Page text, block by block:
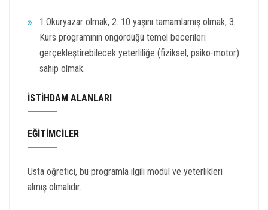
1.Okuryazar olmak, 2. 10 yaşını tamamlamış olmak, 3.
Kurs programının öngördüğü temel becerileri
gerçekleştirebilecek yeterliliğe (fiziksel, psiko-motor)
sahip olmak.
İSTİHDAM ALANLARI
EĞİTİMCİLER
Usta öğretici, bu programla ilgili modül ve yeterlikleri
almış olmalıdır.